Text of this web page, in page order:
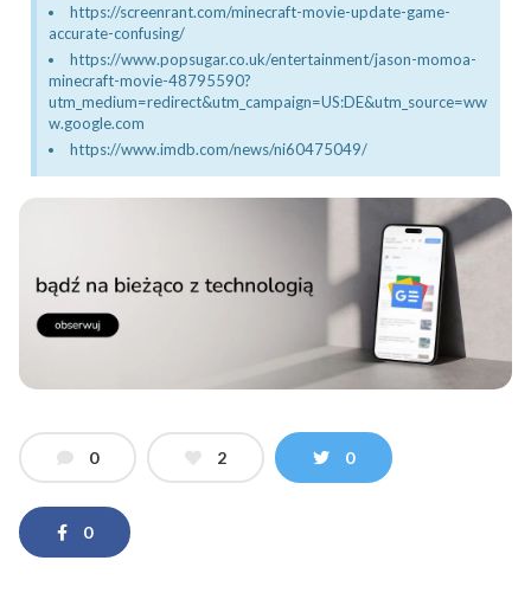
https://screenrant.com/minecraft-movie-update-game-
accurate-confusing/
https://www.popsugar.co.uk/entertainment/jason-momoa-
minecraft-movie-48795590?
utm_medium=redirect&utm_campaign=US:DE&utm_source=ww
w.google.com
https://www.imdb.com/news/ni60475049/
0 2 0
0